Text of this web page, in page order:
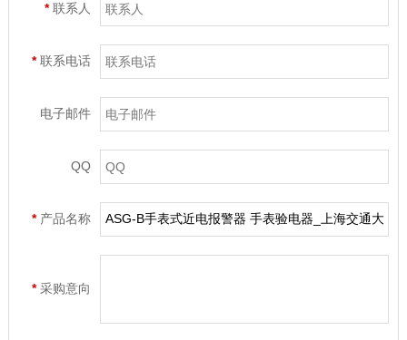
*联系人
*联系电话
电子邮件
QQ
* 产品名称
*采购意向